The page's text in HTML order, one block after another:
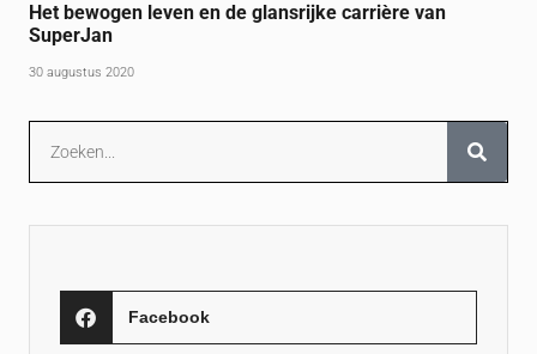
Het bewogen leven en de glansrijke carrière van
SuperJan
30 augustus 2020
Facebook